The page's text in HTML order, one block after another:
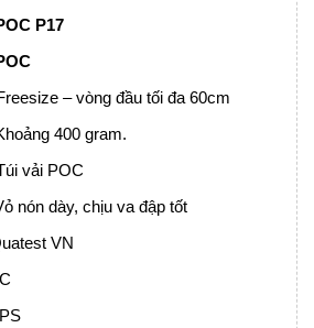
P17
– vòng đầu tối đa 60cm
400 gram.
vải POC
dày, chịu va đập tốt
VN